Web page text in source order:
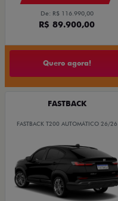
De: R$ 116.990,00
R$ 89.900,00
Quero agora!
FASTBACK
FASTBACK T200 AUTOMÁTICO 26/26